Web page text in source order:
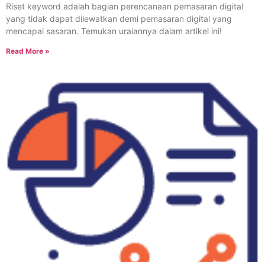
Riset keyword adalah bagian perencanaan pemasaran digital
yang tidak dapat dilewatkan demi pemasaran digital yang
mencapai sasaran. Temukan uraiannya dalam artikel ini!
Read More »